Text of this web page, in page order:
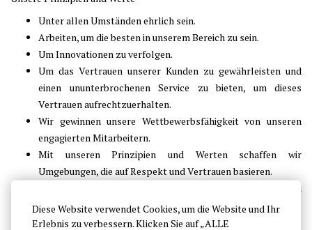
Diese Website verwendet Cookies, um die Website und Ihr
Erlebnis zu verbessern. Klicken Sie auf „ALLE
Unter allen Umständen ehrlich sein.
Arbeiten, um die besten in unserem Bereich zu sein.
Um Innovationen zu verfolgen.
Um das Vertrauen unserer Kunden zu gewährleisten und
einen ununterbrochenen Service zu bieten, um dieses
Vertrauen aufrechtzuerhalten.
Wir gewinnen unsere Wettbewerbsfähigkeit von unseren
engagierten Mitarbeitern.
Mit unseren Prinzipien und Werten schaffen wir
Umgebungen, die auf Respekt und Vertrauen basieren.
Wir geben keine Chance, Probleme im Teamgeist zu
entwickeln, wir handeln lösungsorientiert bei Problemen,
die auftreten können.